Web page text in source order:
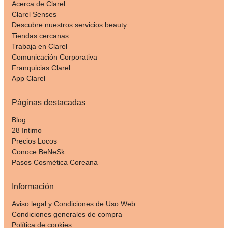
Acerca de Clarel
Clarel Senses
Descubre nuestros servicios beauty
Tiendas cercanas
Trabaja en Clarel
Comunicación Corporativa
Franquicias Clarel
App Clarel
Páginas destacadas
Blog
28 Intimo
Precios Locos
Conoce BeNeSk
Pasos Cosmética Coreana
Información
Aviso legal y Condiciones de Uso Web
Condiciones generales de compra
Política de cookies